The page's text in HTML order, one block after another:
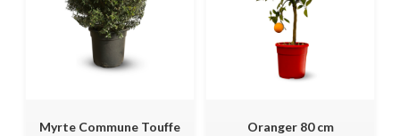
Myrte Commune Touffe
Oranger 80 cm